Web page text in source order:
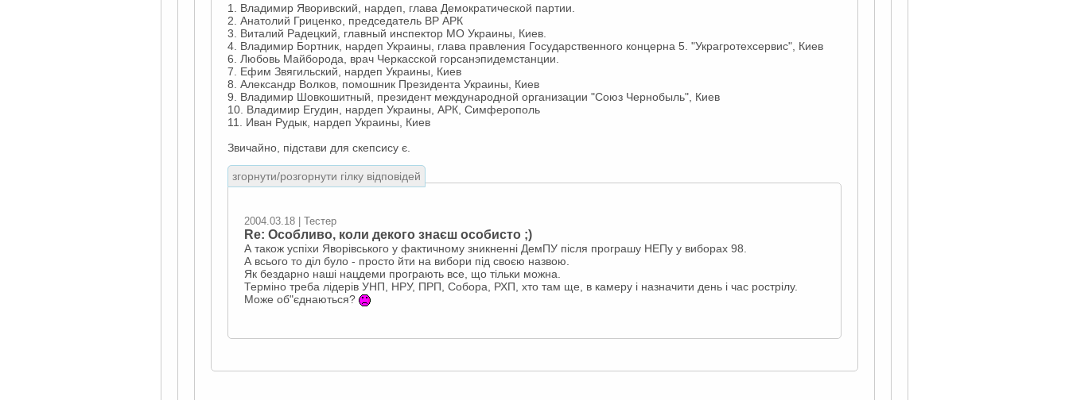
1. Владимир Яворивский, нардеп, глава Демократической партии.
2. Анатолий Гриценко, председатель ВР АРК
3. Виталий Радецкий, главный инспектор МО Украины, Киев.
4. Владимир Бортник, нардеп Украины, глава правления Государственного концерна 5. "Украгротехсервис", Киев
6. Любовь Майборода, врач Черкасской горсанэпидемстанции.
7. Ефим Звягильский, нардеп Украины, Киев
8. Александр Волков, помошник Президента Украины, Киев
9. Владимир Шовкошитный, президент международной организации "Союз Чернобыль", Киев
10. Владимир Егудин, нардеп Украины, АРК, Симферополь
11. Иван Рудык, нардеп Украины, Киев
Звичайно, підстави для скепсису є.
згорнути/розгорнути гілку відповідей
2004.03.18 | Тестер
Re: Особливо, коли декого знаєш особисто ;)
А також успіхи Яворівського у фактичному зникненні ДемПУ після програшу НЕПу у виборах 98.
А всього то діл було - просто йти на вибори під своєю назвою.
Як бездарно наші нацдеми програють все, що тільки можна.
Терміно треба лідерів УНП, НРУ, ПРП, Собора, РХП, хто там ще, в камеру і назначити день і час рострілу.
Може об"єднаються?